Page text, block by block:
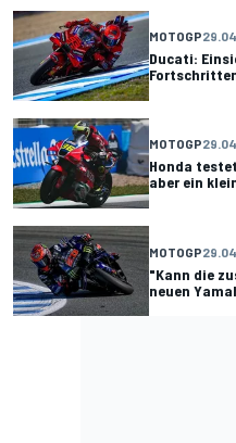
MOTOGP
Ducati:
MOTOGP
Honda
aber ein
MOTOGP
"Kann die
neuen